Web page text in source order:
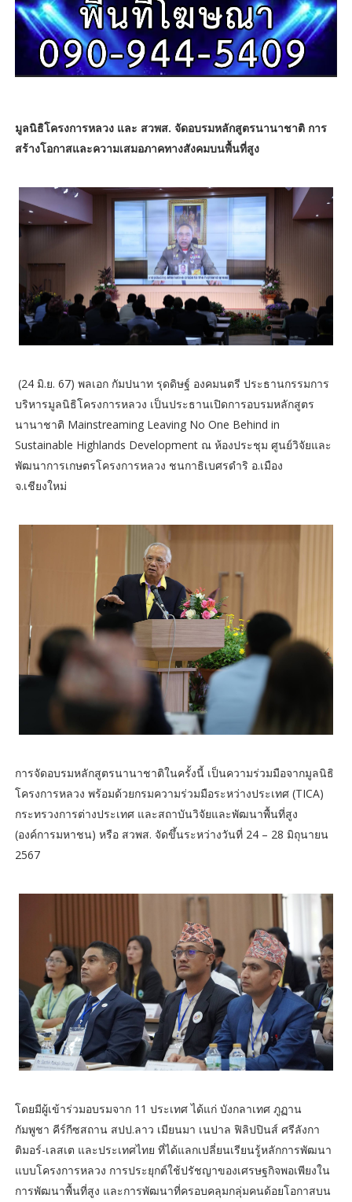
มูลนิธิโครงการหลวง และ สวพส. จัดอบรมหลักสูตรนานาชาติ การ
สร้างโอกาสและความเสมอภาคทางสังคมบนพื้นที่สูง
(24 มิ.ย. 67) พลเอก กัมปนาท รุดดิษฐ์ องคมนตรี ประธานกรรมการ
บริหารมูลนิธิโครงการหลวง เป็นประธานเปิดการอบรมหลักสูตร
นานาชาติ Mainstreaming Leaving No One Behind in
Sustainable Highlands Development ณ ห้องประชุม ศูนย์วิจัยและ
พัฒนาการเกษตรโครงการหลวง ชนกาธิเบศรดำริ อ.เมือง
จ.เชียงใหม่
การจัดอบรมหลักสูตรนานาชาติในครั้งนี้ เป็นความร่วมมือจากมูลนิธิ
โครงการหลวง พร้อมด้วยกรมความร่วมมือระหว่างประเทศ (TICA)
กระทรวงการต่างประเทศ และสถาบันวิจัยและพัฒนาพื้นที่สูง
(องค์การมหาชน) หรือ สวพส. จัดขึ้นระหว่างวันที่ 24 – 28 มิถุนายน
2567
โดยมีผู้เข้าร่วมอบรมจาก 11 ประเทศ ได้แก่ บังกลาเทศ ภูฏาน
กัมพูชา คีร์กีซสถาน สปป.ลาว เมียนมา เนปาล ฟิลิปปินส์ ศรีลังกา
ติมอร์-เลสเต และประเทศไทย ที่ได้แลกเปลี่ยนเรียนรู้หลักการพัฒนา
แบบโครงการหลวง การประยุกต์ใช้ปรัชญาของเศรษฐกิจพอเพียงใน
การพัฒนาพื้นที่สูง และการพัฒนาที่ครอบคลุมกลุ่มคนด้อยโอกาสบน